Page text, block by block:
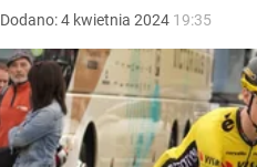
Dodano:4 kwietnia 2024 19:35